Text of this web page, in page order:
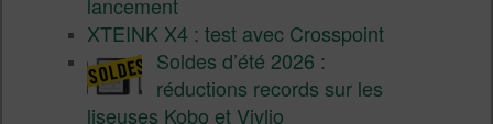
XTEINK X4 : test avec Crosspoint
Soldes d’été 2026 :
réductions records sur les
liseuses Kobo et Vivlio